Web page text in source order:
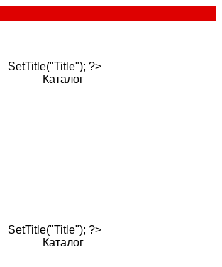
SetTitle("Title"); ?>
Каталог
SetTitle("Title"); ?>
Каталог